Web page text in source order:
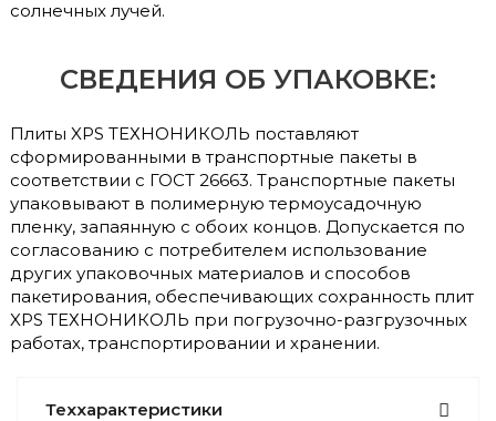
солнечных лучей.
СВЕДЕНИЯ ОБ УПАКОВКЕ:
Плиты XPS ТЕХНОНИКОЛЬ поставляют
сформированными в транспортные пакеты в
соответствии с ГОСТ 26663. Транспортные пакеты
упаковывают в полимерную термоусадочную
пленку, запаянную с обоих концов. Допускается по
согласованию с потребителем использование
других упаковочных материалов и способов
пакетирования, обеспечивающих сохранность плит
XPS ТЕХНОНИКОЛЬ при погрузочно-разгрузочных
работах, транспортировании и хранении.
Теххарактеристики